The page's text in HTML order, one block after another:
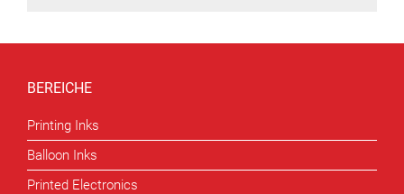
BEREICHE
Printing Inks
Balloon Inks
Printed Electronics